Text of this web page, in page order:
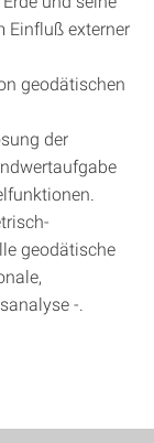
Einfluß externer
geodätischen
der
geodätische
-